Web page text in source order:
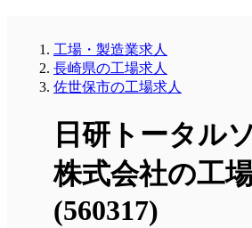
工場・製造業求人
長崎県の工場求人
佐世保市の工場求人
日研トータル
株式会社の工
(560317)